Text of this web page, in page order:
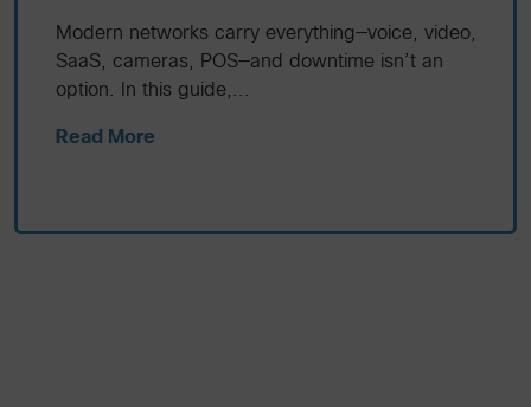
Modern networks carry everything—voice, video,
SaaS, cameras, POS—and downtime isn’t an
option. In this guide,...
Read More